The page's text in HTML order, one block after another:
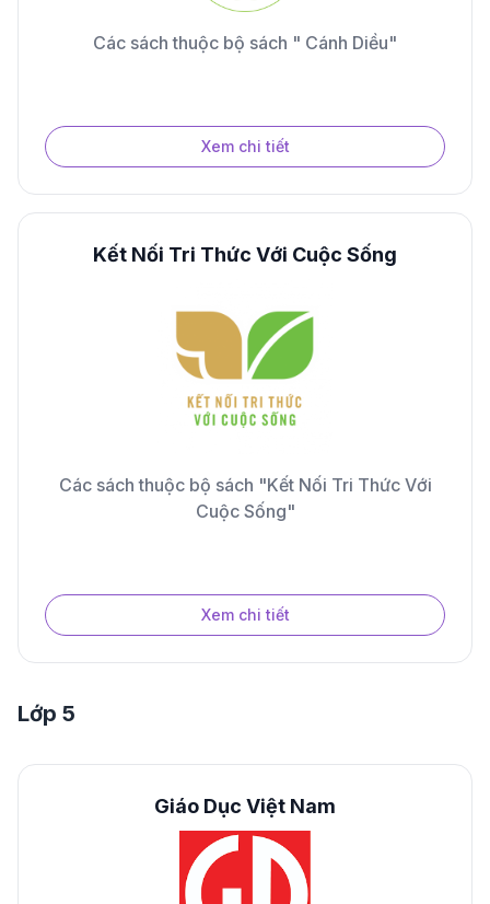
Các sách thuộc bộ sách " Cánh Diều"
Xem chi tiết
Kết Nối Tri Thức Với Cuộc Sống
Các sách thuộc bộ sách "Kết Nối Tri Thức Với
Cuộc Sống"
Xem chi tiết
Lớp 5
Giáo Dục Việt Nam